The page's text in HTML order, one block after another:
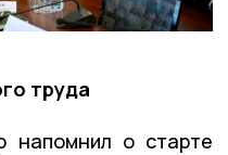
труда
напомнил о старте